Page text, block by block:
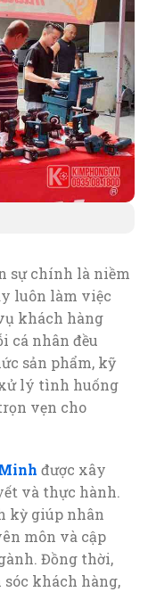
sự chính là niềm
luôn làm việc
khách hàng
cá nhân đều
sản phẩm, kỹ
lý tình huống
vẹn cho
được xây
và thực hành.
kỳ giúp nhân
môn và cập
Đồng thời,
sóc khách hàng,